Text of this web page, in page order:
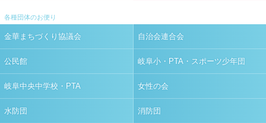
各種団体のお便り
金華まちづくり協議会 自治会連合会
公民館 岐阜小・PTA・スポーツ少年団
岐阜中央中学校・PTA 女性の会
水防団 消防団